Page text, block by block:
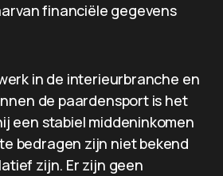
financiële gegevens
in de interieurbranche en
de paardensport is het
een stabiel middeninkomen
bedragen zijn niet bekend
zijn. Er zijn geen